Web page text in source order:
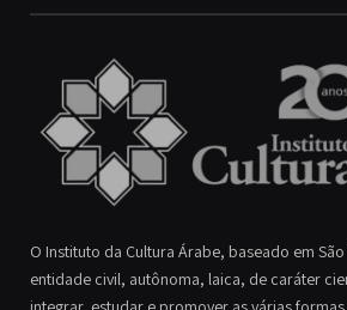
O Instituto da Cultura Árabe, baseado em
entidade civil, autônoma, laica, de caráter